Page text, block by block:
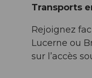
Transports
Rejoignez
Lucerne ou
sur l’accès